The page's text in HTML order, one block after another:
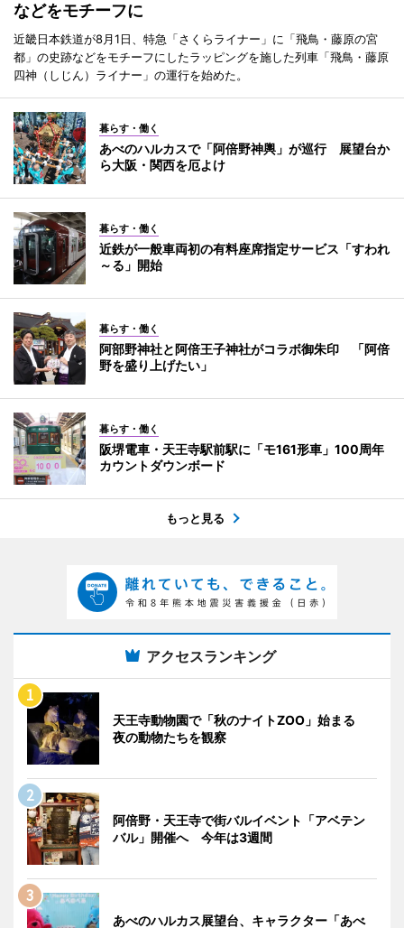
などをモチーフに
近畿日本鉄道が8月1日、特急「さくらライナー」に「飛鳥・藤原の宮
都」の史跡などをモチーフにしたラッピングを施した列車「飛鳥・藤原
四神（しじん）ライナー」の運行を始めた。
暮らす・働く
あべのハルカスで「阿倍野神輿」が巡行 展望台か
ら大阪・関西を厄よけ
暮らす・働く
近鉄が一般車両初の有料座席指定サービス「すわれ
～る」開始
暮らす・働く
阿部野神社と阿倍王子神社がコラボ御朱印 「阿倍
野を盛り上げたい」
暮らす・働く
阪堺電車・天王寺駅前駅に「モ161形車」100周年
カウントダウンボード
もっと見る
アクセスランキング
天王寺動物園で「秋のナイトZOO」始まる
夜の動物たちを観察
阿倍野・天王寺で街バルイベント「アベテン
バル」開催へ 今年は3週間
あべのハルカス展望台、キャラクター「あべ